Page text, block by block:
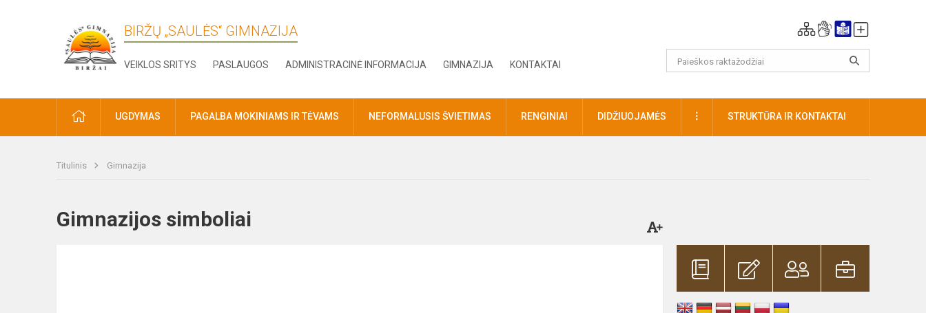
BIRŽŲ „SAULĖS“ GIMNAZIJA
VEIKLOS SRITYS PASLAUGOS ADMINISTRACINĖ INFORMACIJA GIMNAZIJA KONTAKTAI
PRADŽIAUGDYMAS PAGALBA MOKINIAMS IR TĖVAMS NEFORMALUSIS ŠVIETIMAS RENGINIAI DIDŽIUOJAMĖS DAUGIAUSTRUKTŪRA IR KONTAKTAI
Titulinis Gimnazija
Gimnazijos simboliai